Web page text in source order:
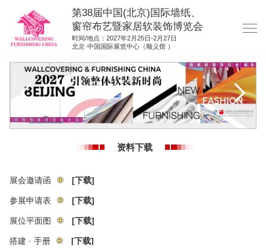
第38届中国(北京)国际墙纸、
窗帘布艺暨家居软装饰博览会
时间/地点：2027年2月25日-2月27日
北京·中国国际展览中心（顺义馆 ）
网站首页
展商服务
展位申请
集团展会
参展联络
资料下载
展会邀请函 [下载]
参展申请表 [下载]
展位平面图 [下载]
搭建 · 手册 [下载]